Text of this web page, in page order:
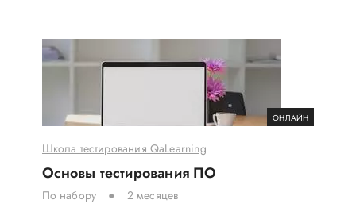
ОНЛАЙН
Школа тестирования QaLearning
Основы тестирования ПО
По набору 2 месяцев